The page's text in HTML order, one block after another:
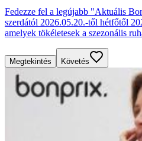
Fedezze fel a legújabb "Aktuális
szerdától 2026.05.20.-től hétfőtől
amelyek tökéletesek a szezonális
Megtekintés Követés